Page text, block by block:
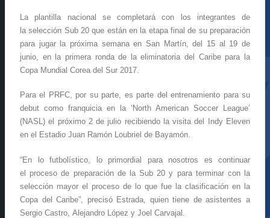
La plantilla nacional se completará con los integrantes de
la selección Sub 20 que están en la etapa final de su preparación
para jugar la próxima semana en San Martín, del 15 al 19 de
junio, en la primera ronda de la eliminatoria del Caribe para la
Copa Mundial Corea del Sur 2017.
Para el PRFC, por su parte, es parte del entrenamiento para su
debut como franquicia en la ‘North American Soccer League’
(NASL) el próximo 2 de julio recibiendo la visita del Indy Eleven
en el Estadio Juan Ramón Loubriel de Bayamón.
“En lo futbolístico, lo primordial para nosotros es continuar
el proceso de preparación de la Sub 20 y para terminar con la
selección mayor el proceso de lo que fue la clasificación en la
Copa del Caribe”, precisó Estrada, quien tiene de asistentes a
Sergio Castro, Alejandro López y Joel Carvajal.